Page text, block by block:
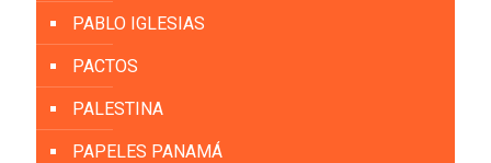
PABLO IGLESIAS
PACTOS
PALESTINA
PAPELES PANAMÁ